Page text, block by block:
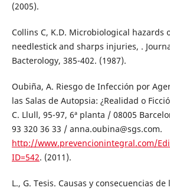
(2005).
Collins C, K.D. Microbiological hazards
needlestick and sharps injuries, .
Bacterology, 385-402. (1987).
Oubiña, A. Riesgo de Infección por
las Salas de Autopsia: ¿Realidad o
C. Llull, 95-97, 6ª planta / 08005
93 320 36 33 / anna.oubina@sgs.com.
http://www.prevencionintegral.com/
ID=542. (2011).
L., G. Tesis. Causas y consecuencias